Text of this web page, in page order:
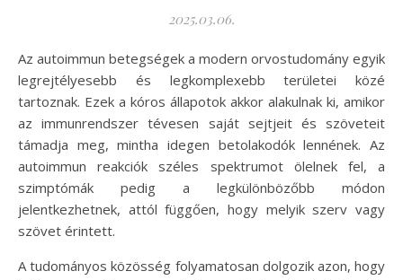
2025.03.06.
Az autoimmun betegségek a modern orvostudomány egyik
legrejtélyesebb és legkomplexebb területei közé
tartoznak. Ezek a kóros állapotok akkor alakulnak ki, amikor
az immunrendszer tévesen saját sejtjeit és szöveteit
támadja meg, mintha idegen betolakodók lennének. Az
autoimmun reakciók széles spektrumot ölelnek fel, a
szimptómák pedig a legkülönbözőbb módon
jelentkezhetnek, attól függően, hogy melyik szerv vagy
szövet érintett.
A tudományos közösség folyamatosan dolgozik azon, hogy